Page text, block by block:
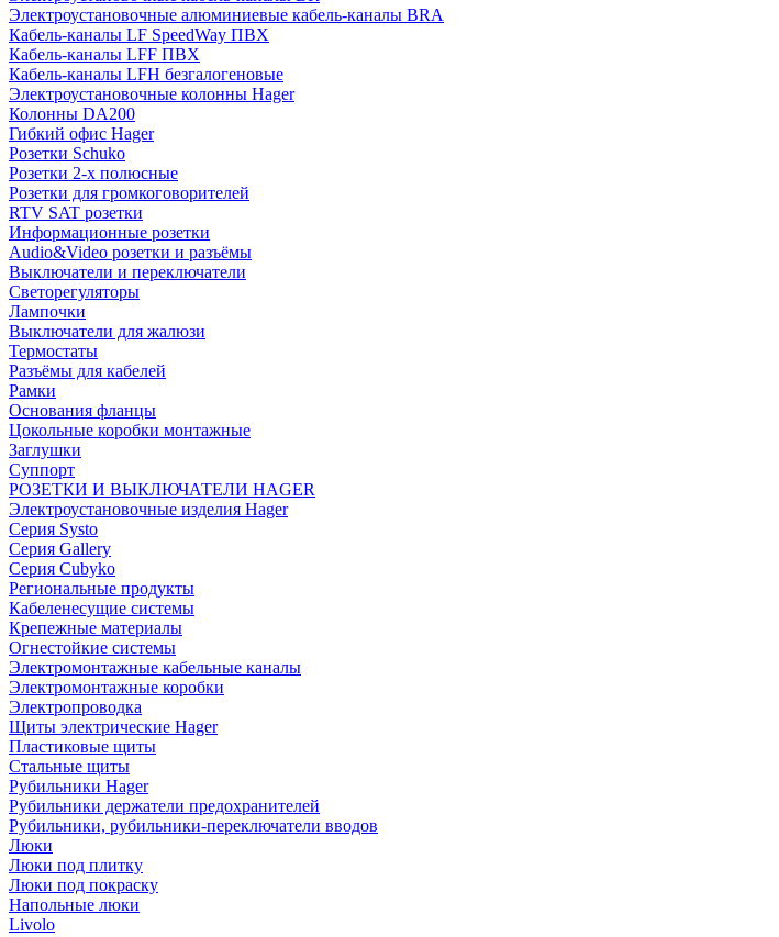
Электроустановочные алюминиевые кабель-каналы BRA
Кабель-каналы LF SpeedWay ПВХ
Кабель-каналы LFF ПВХ
Кабель-каналы LFH безгалогеновые
Электроустановочные колонны Hager
Колонны DA200
Гибкий офис Hager
Розетки Schuko
Розетки 2-х полюсные
Розетки для громкоговорителей
RTV SAT розетки
Информационные розетки
Audio&Video розетки и разъёмы
Выключатели и переключатели
Светорегуляторы
Лампочки
Выключатели для жалюзи
Термостаты
Разъёмы для кабелей
Рамки
Основания фланцы
Цокольные коробки монтажные
Заглушки
Суппорт
РОЗЕТКИ И ВЫКЛЮЧАТЕЛИ HAGER
Электроустановочные изделия Hager
Серия Systo
Серия Gallery
Серия Cubyko
Региональные продукты
Кабеленесущие системы
Крепежные материалы
Огнестойкие системы
Электромонтажные кабельные каналы
Электромонтажные коробки
Электропроводка
Щиты электрические Hager
Пластиковые щиты
Стальные щиты
Рубильники Hager
Рубильники держатели предохранителей
Рубильники, рубильники-переключатели вводов
Люки
Люки под плитку
Люки под покраску
Напольные люки
Livolo